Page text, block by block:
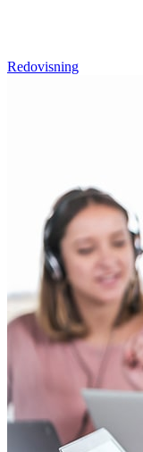
Redovisning